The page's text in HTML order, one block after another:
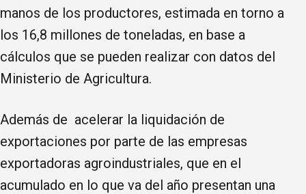
manos de los productores, estimada en torno a
los 16,8 millones de toneladas, en base a
cálculos que se pueden realizar con datos del
Ministerio de Agricultura.
Además de acelerar la liquidación de
exportaciones por parte de las empresas
exportadoras agroindustriales, que en el
acumulado en lo que va del año presentan una